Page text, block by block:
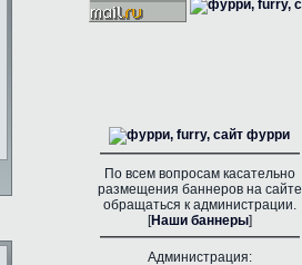
По всем вопросам касательно
размещения баннеров на сайте
обращаться к администрации.
[Наши баннеры]
Администрация: